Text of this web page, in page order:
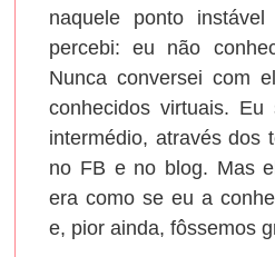
naquele ponto
percebi: eu não
Nunca conversei com
conhecidos virtuais.
intermédio, através dos
no FB e no blog. Mas
era como se eu a
e, pior ainda, fôssemos